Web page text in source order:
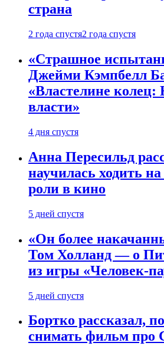
страна
2 года спустя2 года спустя
«Страшное
Джейми Кэмпбелл
«Властелине колец:
власти»
4 дня спустя
Анна Пересильд
научилась ходить
роли в кино
5 дней спустя
«Он более
Том Холланд — о
из игры «Человек-
5 дней спустя
Бортко рассказал,
снимать фильм про